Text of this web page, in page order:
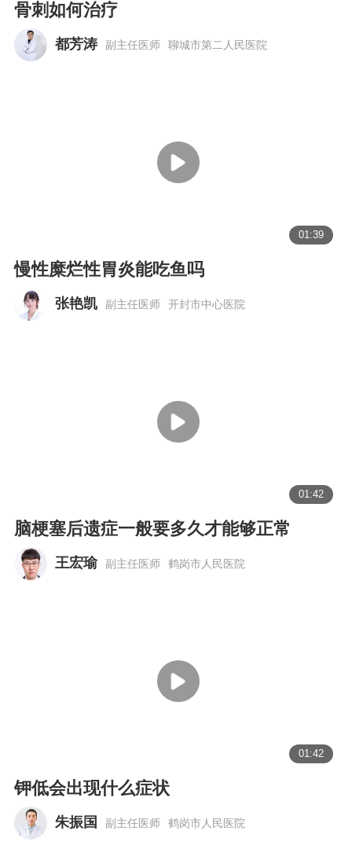
骨刺如何治疗
都芳涛 副主任医师 聊城市第二人民医院
01:39
慢性糜烂性胃炎能吃鱼吗
张艳凯 副主任医师 开封市中心医院
01:42
脑梗塞后遗症一般要多久才能够正常
王宏瑜 副主任医师 鹤岗市人民医院
01:42
钾低会出现什么症状
朱振国 副主任医师 鹤岗市人民医院